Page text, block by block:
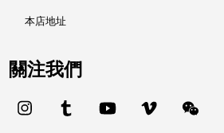
本店地址
關注我們
Pinterest Instagram Tumblr YouTube Vimeo